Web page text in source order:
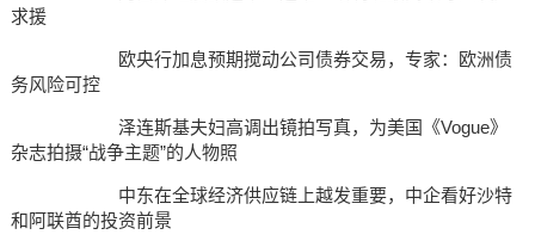
求援
欧央行加息预期搅动公司债券交易，专家：欧洲债
务风险可控
泽连斯基夫妇高调出镜拍写真，为美国《Vogue》
杂志拍摄“战争主题”的人物照
中东在全球经济供应链上越发重要，中企看好沙特
和阿联酋的投资前景